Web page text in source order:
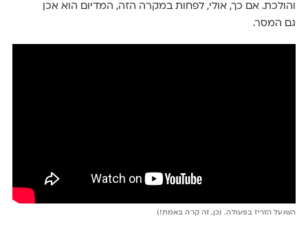
והולכת. אם כך, אולי, לפחות במקרה הזה, המדיום הוא אכן
גם המסר.
השועל הזריז בפעולה. (כן, זה קרה באמת!)